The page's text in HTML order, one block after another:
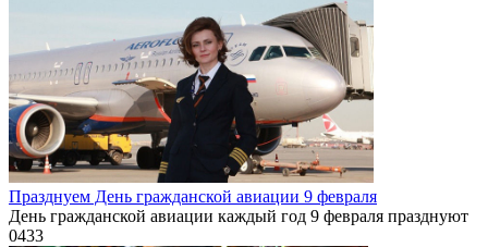
Празднуем День гражданской авиации 9 февраля
День гражданской авиации каждый год 9 февраля празднуют
0433